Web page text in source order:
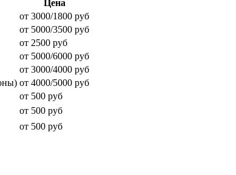
Цена
от 3000/1800 руб
от 5000/3500 руб
от 2500 руб
от 5000/6000 руб
от 3000/4000 руб
от 4000/5000 руб
от 500 руб
от 500 руб
от 500 руб